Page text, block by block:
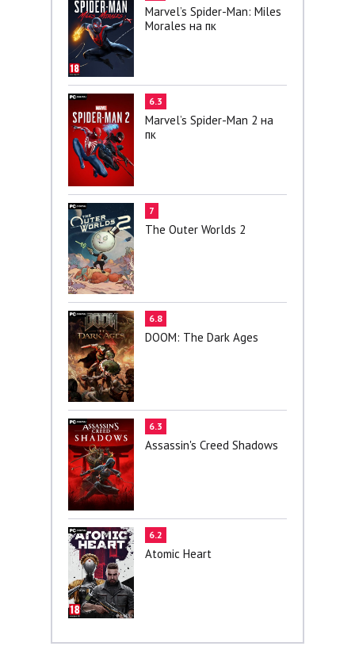
Marvel’s Spider-Man: Miles
Morales на пк
6.3
Marvel’s Spider-Man 2 на
пк
7
The Outer Worlds 2
6.8
DOOM: The Dark Ages
6.3
Assassin's Creed Shadows
6.2
Atomic Heart